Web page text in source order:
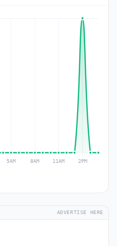
ADVERTISE HERE